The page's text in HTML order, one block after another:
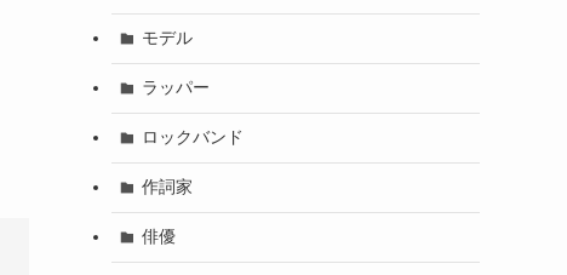
モデル
ラッパー
ロックバンド
作詞家
俳優